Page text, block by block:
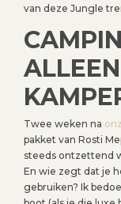
van deze Jungle
Twee weken na
pakket van Rosti
steeds ontzettend
En wie zegt dat je
gebruiken? Ik